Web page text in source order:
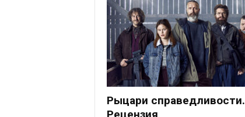
Рыцари справедливости.